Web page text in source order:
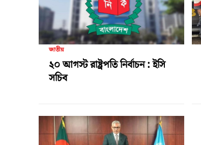
জাতীয়
২০ আগস্ট রাষ্ট্রপতি নির্বাচন : ইসি
সচিব